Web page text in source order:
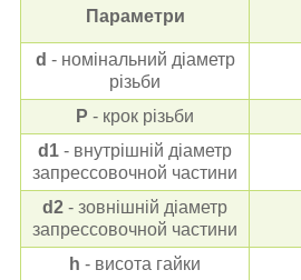
Параметри
d - номінальний діаметр
різьби
Р - крок різьби
d1 - внутрішній діаметр
запрессовочной частини
d2 - зовнішній діаметр
запрессовочной частини
h - висота гайки